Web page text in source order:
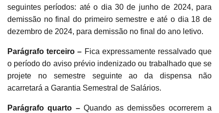
seguintes períodos: até o dia 30 de junho de 2024, para
demissão no final do primeiro semestre e até o dia 18 de
dezembro de 2024, para demissão no final do ano letivo.
Parágrafo terceiro – Fica expressamente ressalvado que
o período do aviso prévio indenizado ou trabalhado que se
projete no semestre seguinte ao da dispensa não
acarretará a Garantia Semestral de Salários.
Parágrafo quarto –Quando as demissões ocorrerem a